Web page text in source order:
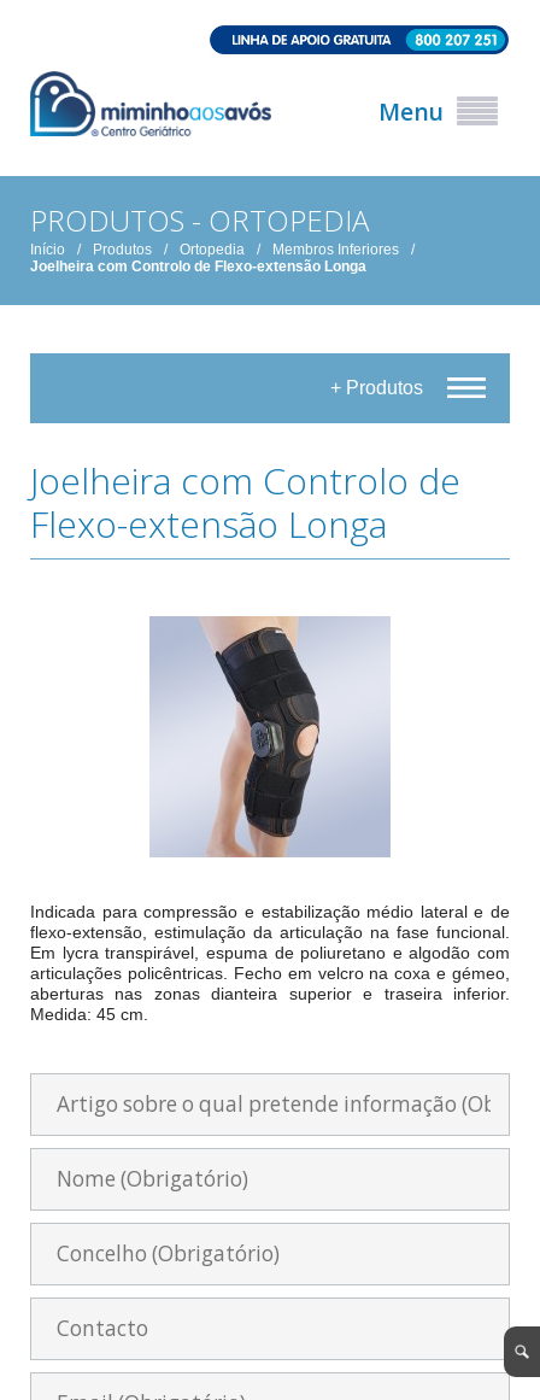
Menu
PRODUTOS - ORTOPEDIA
Início / Produtos / Ortopedia / Membros Inferiores
/
Joelheira com Controlo de Flexo-extensão Longa
+ Produtos
Joelheira com Controlo de
Flexo-extensão Longa
Indicada para compressão e estabilização médio lateral e de
flexo-extensão, estimulação da articulação na fase funcional.
Em lycra transpirável, espuma de poliuretano e algodão com
articulações policêntricas. Fecho em velcro na coxa e gémeo,
aberturas nas zonas dianteira superior e traseira inferior.
Medida: 45 cm.